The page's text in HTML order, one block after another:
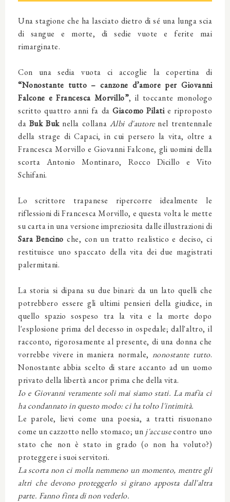
Una stagione che ha lasciato dietro di sé una lunga scia
di sangue e morte, di sedie vuote e ferite mai
rimarginate.
Con una sedia vuota ci accoglie la copertina di
“Nonostante tutto – canzone d’amore per Giovanni
Falcone e Francesca Morvillo”, il toccante monologo
scritto quattro anni fa daGiacomo Pilati e riproposto
da Buk Buknella collana Albi d'autorenel trentennale
della strage di Capaci, in cui persero la vita, oltre a
Francesca Morvillo e Giovanni Falcone, gli uomini della
scorta Antonio Montinaro, Rocco Dicillo e Vito
Schifani.
Lo scrittore trapanese ripercorre idealmente le
riflessioni di Francesca Morvillo, e questa volta le mette
su carta in una versione impreziosita dalle illustrazioni di
Sara Bencinoche, con un tratto realistico e deciso, ci
restituisce uno spaccato della vita dei due magistrati
palermitani.
La storia si dipana su due binari: da un lato quelli che
potrebbero essere gli ultimi pensieri della giudice, in
quello spazio sospeso tra la vita e la morte dopo
l'esplosione prima del decesso in ospedale; dall'altro, il
racconto, rigorosamente al presente, di una donna che
vorrebbe vivere in maniera normale, nonostante tutto.
Nonostante abbia scelto di stare accanto ad un uomo
privato della libertà ancor prima che della vita.
Io e Giovanni veramente soli mai siamo stati. La mafia ci
ha condannato in questo modo: ci ha tolto l'intimità.
Le parole, lievi come una poesia, a tratti risuonano
come un cazzotto nello stomaco; un j'accusecontro uno
stato che non è stato in grado (o non ha voluto?)
proteggere i suoi servitori.
La scorta non ci molla nemmeno un momento, mentre gli
altri che devono proteggerlo si girano apposta dall'altra
parte. Fanno finta di non vederlo.